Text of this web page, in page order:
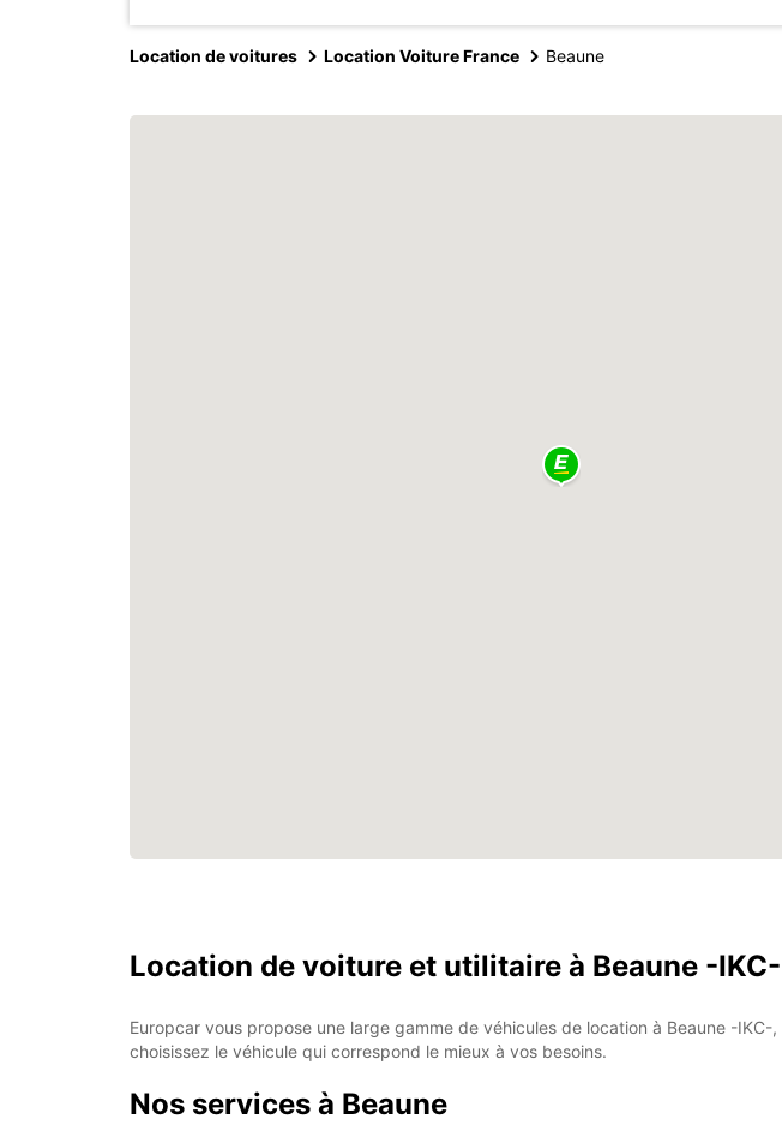
Location de voitures Location Voiture France Beaune
Location de voiture et utilitaire à Beaune -IKC-
Europcar vous propose une large gamme de véhicules de location à Beaune -
choisissez le véhicule qui correspond le mieux à vos besoins.
Nos services à Beaune